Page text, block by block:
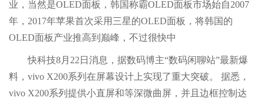
业，当然是OLED面板，韩国称霸OLED面板市场始自2007
年，2017年苹果首次采用三星的OLED面板，将韩国的
OLED面板产业推高到巅峰，不过很快中
快科技8月22日消息，据数码博主“数码闲聊站”最新爆
料，vivo X200系列在屏幕设计上实现了重大突破。 据悉，
vivo X200系列提供小直屏和等深微曲屏，并且边框控制达